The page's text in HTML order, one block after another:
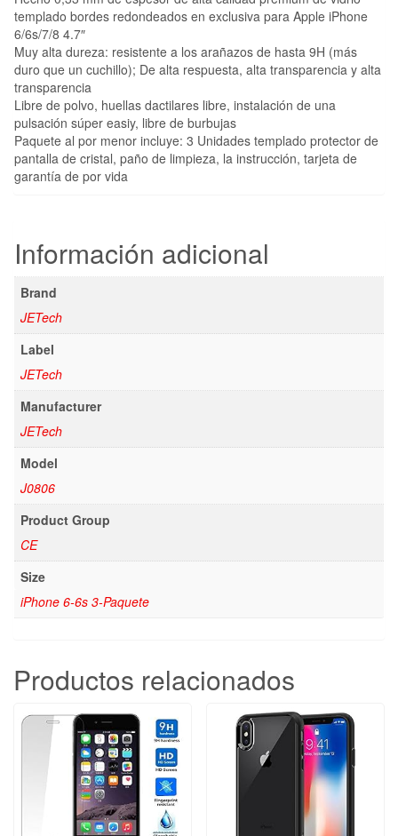
templado bordes redondeados en exclusiva para Apple iPhone
6/6s/7/8 4.7″
Muy alta dureza: resistente a los arañazos de hasta 9H (más
duro que un cuchillo); De alta respuesta, alta transparencia y alta
transparencia
Libre de polvo, huellas dactilares libre, instalación de una
pulsación súper easiy, libre de burbujas
Paquete al por menor incluye: 3 Unidades templado protector de
pantalla de cristal, paño de limpieza, la instrucción, tarjeta de
garantía de por vida
Información adicional
Brand
JETech
Label
JETech
Manufacturer
JETech
Model
J0806
Product Group
CE
Size
iPhone 6-6s 3-Paquete
Productos relacionados